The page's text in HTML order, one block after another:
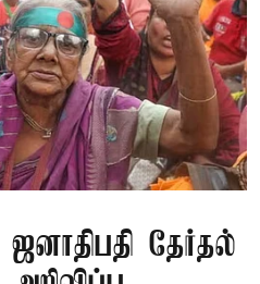
தேர்தல்